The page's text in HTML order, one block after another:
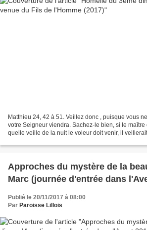
Matthieu 24, 42 à 51. Veillez donc , puisque vous
votre Seigneur viendra. Sachez-le bien, si le maître
quelle veille de la nuit le voleur doit venir, il
Approches du mystère de la
Marc (journée d'entrée dans
Publié le 20/11/2017 à 08:00
Par Paroisse Lillois